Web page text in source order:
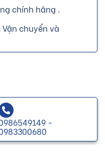
chính hãng .
chuyển và
-